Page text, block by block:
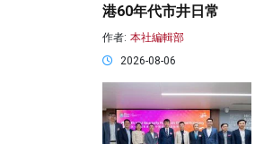
港60年代市井日常
作者: 本社編輯部
2026-08-06